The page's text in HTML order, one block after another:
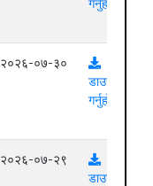
गर्नुहोस्
२०२६-०७-३०
डाउनलोड
गर्नुहोस्
२०२६-०७-२९
डाउनलोड